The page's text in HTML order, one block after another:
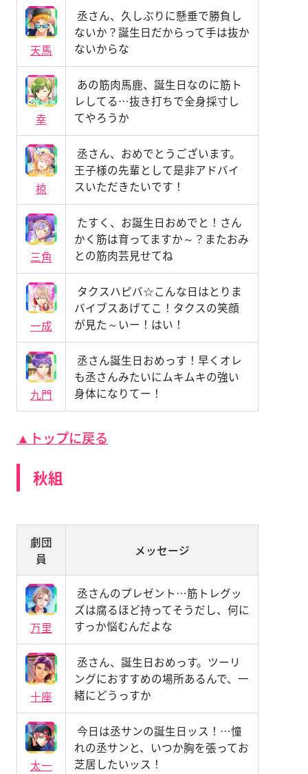
天馬
丞さん、久しぶりに懸垂で勝負し
ないか？誕生日だからって手は抜か
ないからな
幸
あの筋肉馬鹿、誕生日なのに筋ト
レしてる…抜き打ちで全身採寸し
てやろうか
椋
丞さん、おめでとうございます。
王子様の先輩として是非アドバイ
スいただきたいです！
三角
たすく、お誕生日おめでと！さん
かく筋は育ってますか～？またおみ
との筋肉芸見せてね
一成
タクスハピバ☆こんな日はとりま
バイブスあげてこ！タクスの笑顔
が見た～いー！はい！
九門
丞さん誕生日おめっす！早くオレ
も丞さんみたいにムキムキの強い
身体になりてー！
▲トップに戻る
秋組
劇団
員
メッセージ
万里
丞さんのプレゼント…筋トレグッ
ズは腐るほど持ってそうだし、何に
すっか悩むんだよな
十座
丞さん、誕生日おめっす。ツーリ
ングにおすすめの場所あるんで、一
緒にどうっすか
太一
今日は丞サンの誕生日ッス！…憧
れの丞サンと、いつか胸を張ってお
芝居したいッス！